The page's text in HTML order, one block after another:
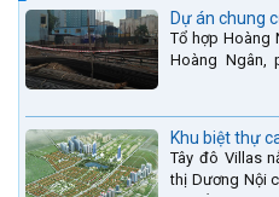
Dự án chung
Tổ hợp Hoàng
Hoàng Ngân,
Khu biệt thự
Tây đô Villas
thị Dương Nội